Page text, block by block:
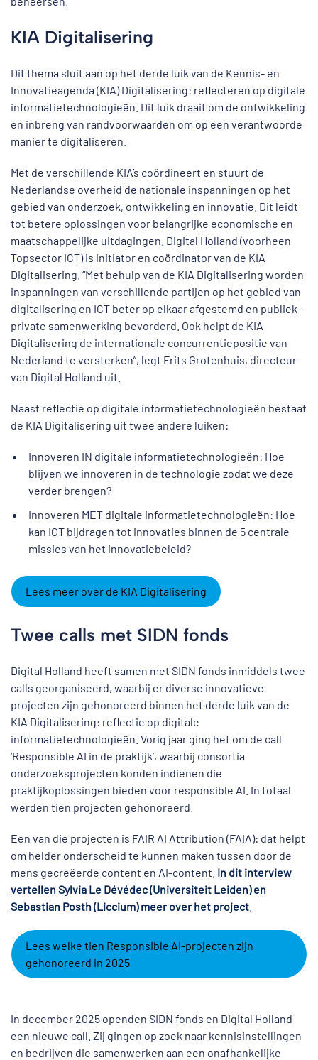
KIA Digitalisering
Dit thema sluit aan op het derde luik van de Kennis- en
Innovatieagenda (KIA) Digitalisering: reflecteren op digitale
informatietechnologieën. Dit luik draait om de ontwikkeling
en inbreng van randvoorwaarden om op een verantwoorde
manier te digitaliseren.
Met de verschillende KIA’s coördineert en stuurt de
Nederlandse overheid de nationale inspanningen op het
gebied van onderzoek, ontwikkeling en innovatie. Dit leidt
tot betere oplossingen voor belangrijke economische en
maatschappelijke uitdagingen. Digital Holland (voorheen
Topsector ICT) is initiator en coördinator van de KIA
Digitalisering. “Met behulp van de KIA Digitalisering worden
inspanningen van verschillende partijen op het gebied van
digitalisering en ICT beter op elkaar afgestemd en publiek-
private samenwerking bevorderd. Ook helpt de KIA
Digitalisering de internationale concurrentiepositie van
Nederland te versterken”, legt Frits Grotenhuis, directeur
van Digital Holland uit.
Naast reflectie op digitale informatietechnologieën bestaat
de KIA Digitalisering uit twee andere luiken:
Innoveren IN digitale informatietechnologieën: Hoe
blijven we innoveren in de technologie zodat we deze
verder brengen?
Innoveren MET digitale informatietechnologieën: Hoe
kan ICT bijdragen tot innovaties binnen de 5 centrale
missies van het innovatiebeleid?​
Lees meer over de KIA Digitalisering
Twee calls met SIDN fonds
Digital Holland heeft samen met SIDN fonds inmiddels twee
calls georganiseerd, waarbij er diverse innovatieve
projecten zijn gehonoreerd binnen het derde luik van de
KIA Digitalisering: reflectie op digitale
informatietechnologieën. Vorig jaar ging het om de call
‘Responsible AI in de praktijk’, waarbij consortia
onderzoeksprojecten konden indienen die
praktijkoplossingen bieden voor responsible AI. In totaal
werden tien projecten gehonoreerd.
Een van die projecten is FAIR AI Attribution (FAIA): dat helpt
om helder onderscheid te kunnen maken tussen door de
mens gecreëerde content en AI-content. In dit interview
vertellen Sylvia Le Dévédec (Universiteit Leiden) en
Sebastian Posth (Liccium) meer over het project
Lees welke tien Responsible AI-projecten zijn
gehonoreerd in 2025
In december 2025 openden SIDN fonds en Digital Holland
een nieuwe call. Zij gingen op zoek naar kennisinstellingen
en bedrijven die samenwerken aan een onafhankelijke